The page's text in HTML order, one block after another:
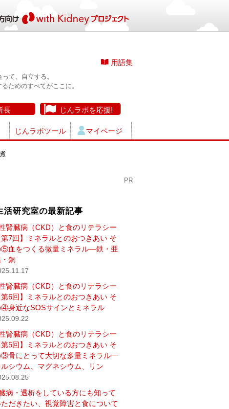
用語集
て、自立する。
ためのすべてがここに。
長 じんラボを応援!
じんラボツール マイページ
PR
活研究室の最新記事
腎臓病（CKD）と食のリテラシー
第7回】ミネラルとのおつきあい そ
血をつくる微量ミネラル―鉄・亜
銅
腎臓病（CKD）と食のリテラシー
第6回】ミネラルとのおつきあい そ
身近なSOSサインとミネラル
腎臓病（CKD）と食のリテラシー
第5回】ミネラルとのおつきあい そ
③骨にとって大切な多量ミネラル―
ルシウム、マグネシウム、リン
病・透析をしている方にも知って
ただきたい、視覚障害と食について